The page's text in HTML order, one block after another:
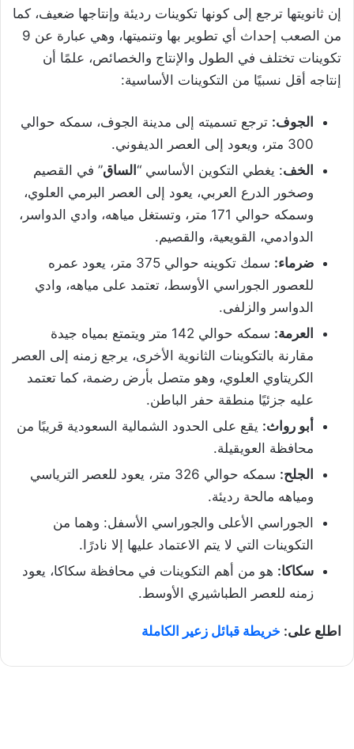
إن ثانويتها ترجع إلى كونها تكوينات رديئة وإنتاجها ضعيف، كما
من الصعب إحداث أي تطوير بها وتنميتها، وهي عبارة عن 9
تكوينات تختلف في الطول والإنتاج والخصائص، علمًا أن
إنتاجه أقل نسبيًا من التكوينات الأساسية:
الجوف: ترجع تسميته إلى مدينة الجوف، سمكه حوالي
300 متر، ويعود إلى العصر الديفوني.
الخف: يغطي التكوين الأساسي “ الساق” في القصيم
وصخور الدرع العربي، يعود إلى العصر البرمي العلوي،
وسمكه حوالي 171 متر، وتستغل مياهه، وادي الدواسر،
الدوادمي، القويعية، والقصيم.
ضرماء:
سمك تكوينه حوالي 375 متر، يعود عمره
للعصور الجوراسي الأوسط، تعتمد على مياهه، وادي
الدواسر والزلفى.
العرمة:
سمكه حوالي 142 متر ويتمتع بمياه جيدة
مقارنة بالتكوينات الثانوية الأخرى، يرجع زمنه إلى العصر
الكريتاوي العلوي، وهو متصل بأرض رضمة، كما تعتمد
عليه جزئيًا منطقة حفر الباطن.
أبو رواث: يقع على الحدود الشمالية السعودية قريبًا من
محافظة العويقيلة.
الجلح:
سمكه حوالي 326 متر، يعود للعصر الترياسي
ومياهه مالحة رديئة.
الجوراسي الأعلى والجوراسي الأسفل: وهما من
التكوينات التي لا يتم الاعتماد عليها إلا نادرًا.
سكاكا: هو من أهم التكوينات في محافظة سكاكا، يعود
زمنه للعصر الطباشيري الأوسط.
اطلع على: خريطة قبائل زعير الكاملة